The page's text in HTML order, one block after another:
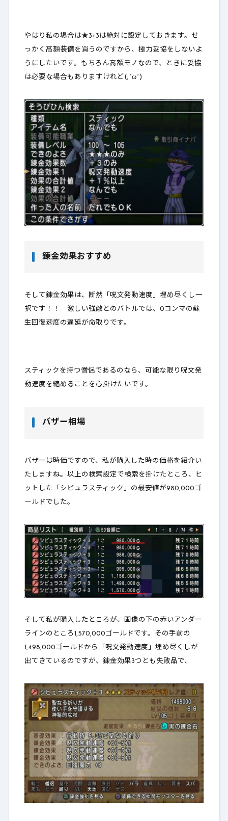
やはり私の場合は★3+3は絶対に設定しておきます。せ
っかく高額装備を買うのですから、極力妥協をしないよ
うにしたいです。もちろん高額モノなので、ときに妥協
は必要な場合もありますけれど(;^ω^)
錬金効果おすすめ
そして錬金効果は、断然 「呪文発動速度」埋め尽くし一
択です ！！ 激しい強敵とのバトルでは、0コンマの蘇
生回復速度の遅延が命取りです。
スティックを持つ僧侶であるのなら 、可能な限り呪文発
動速度を縮めることを心掛けたいです。
バザー相場
バザーは時価ですので、私が購入した時の価格を紹介い
たしますね。以上の検索設定で検索を掛けたところ、ヒ
ットした「シビュラスティック」の最安値が980,000ゴ
ールドでした。
そして私が購入したところが、画像の下の赤いアンダー
ラインのところ1,570,000ゴールドです。その手前の
1,498,000ゴールドから「呪文発動速度」埋め尽くしが
出てきているのですが、錬金効果3つとも失敗品で、